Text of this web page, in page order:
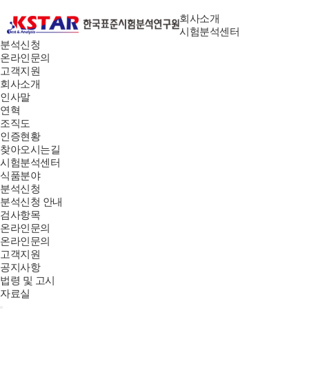
회사소개
시험분석센터
분석신청
온라인문의
고객지원
회사소개
인사말
연혁
조직도
인증현황
찾아오시는길
시험분석센터
식품분야
분석신청
분석신청 안내
검사항목
온라인문의
온라인문의
고객지원
공지사항
법령 및 고시
자료실